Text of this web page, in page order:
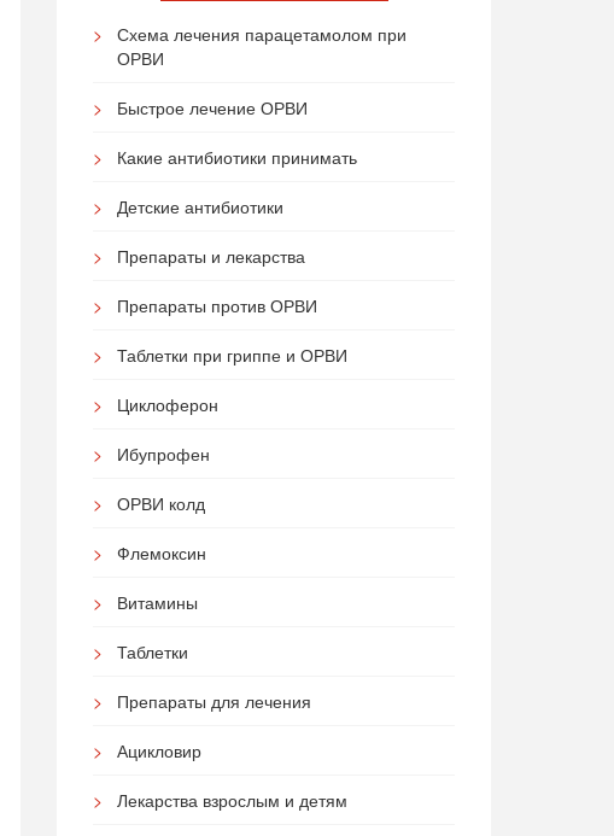
Схема лечения парацетамолом при
ОРВИ
Быстрое лечение ОРВИ
Какие антибиотики принимать
Детские антибиотики
Препараты и лекарства
Препараты против ОРВИ
Таблетки при гриппе и ОРВИ
Циклоферон
Ибупрофен
ОРВИ колд
Флемоксин
Витамины
Таблетки
Препараты для лечения
Ацикловир
Лекарства взрослым и детям